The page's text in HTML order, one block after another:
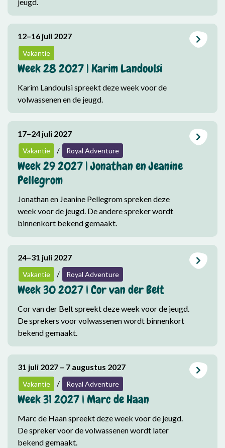
12–16 juli 2027
Vakantie
Week 28 2027 | Karim Landoulsi
Karim Landoulsi spreekt deze week voor de
volwassenen en de jeugd.
17–24 juli 2027
Vakantie / Royal Adventure
Week 29 2027 | Jonathan en Jeanine
Pellegrom
Jonathan en Jeanine Pellegrom spreken deze
week voor de jeugd. De andere spreker wordt
binnenkort bekend gemaakt.
24–31 juli 2027
Vakantie / Royal Adventure
Week 30 2027 | Cor van der Belt
Cor van der Belt spreekt deze week voor de jeugd.
De sprekers voor volwassenen wordt binnenkort
bekend gemaakt.
31 juli 2027 – 7 augustus 2027
Vakantie / Royal Adventure
Week 31 2027 | Marc de Haan
Marc de Haan spreekt deze week voor de jeugd.
De spreker voor de volwassenen wordt later
bekend gemaakt.